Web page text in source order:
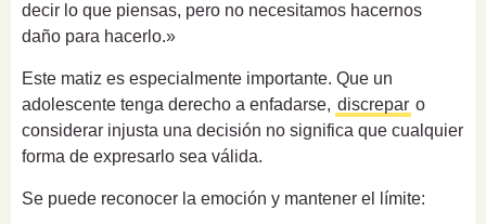
decir lo que piensas, pero no necesitamos hacernos
daño para hacerlo.»
Este matiz es especialmente importante. Que un
adolescente tenga derecho a enfadarse, discrepar o
considerar injusta una decisión no significa que cualquier
forma de expresarlo sea válida.
Se puede reconocer la emoción y mantener el límite: